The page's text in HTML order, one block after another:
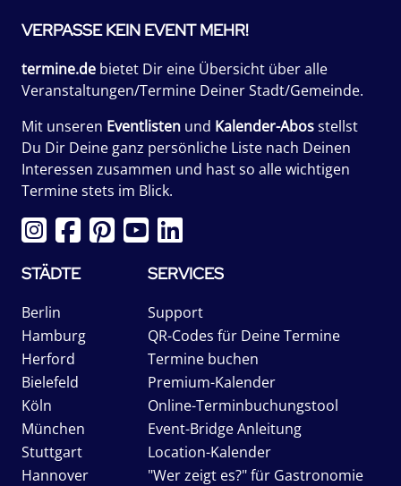
VERPASSE KEIN EVENT MEHR!
termine.de bietet Dir eine Übersicht über alle
Veranstaltungen/Termine Deiner Stadt/Gemeinde.
Mit unseren Eventlisten und Kalender-Abosstellst
Du Dir Deine ganz persönliche Liste nach Deinen
Interessen zusammen und hast so alle wichtigen
Termine stets im Blick.
STÄDTE
Berlin
Hamburg
Herford
Bielefeld
Köln
München
Stuttgart
Hannover
SERVICES
Support
QR-Codes für Deine Termine
Termine buchen
Premium-Kalender
Online-Terminbuchungstool
Event-Bridge Anleitung
Location-Kalender
"Wer zeigt es?" für Gastronomie